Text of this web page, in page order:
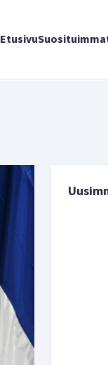
Etusivu